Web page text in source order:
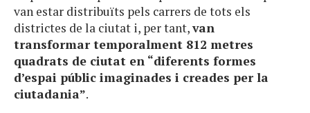
van estar distribuïts pels carrers de tots els
districtes de la ciutat i, per tant,van
transformar temporalment 812 metres
quadrats de ciutat en “diferents formes
d’espai públic imaginades i creades per la
ciutadania”.